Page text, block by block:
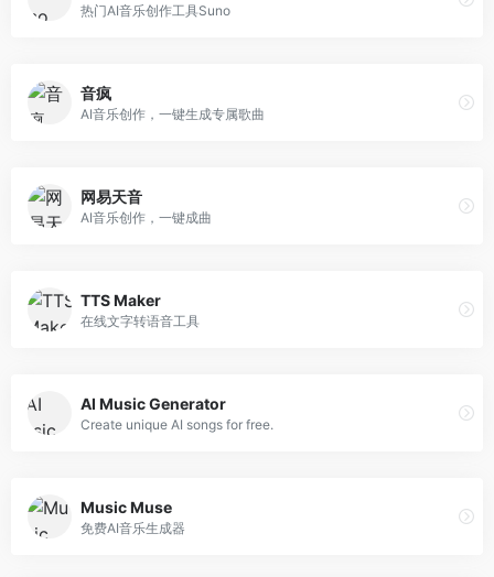
热门AI音乐创作工具Suno
音疯
AI音乐创作，一键生成专属歌曲
网易天音
AI音乐创作，一键成曲
TTS Maker
在线文字转语音工具
AI Music Generator
Create unique AI songs for free.
Music Muse
免费AI音乐生成器